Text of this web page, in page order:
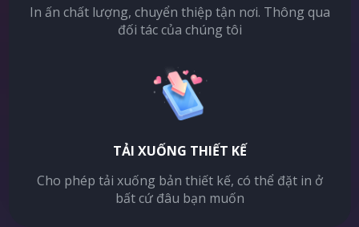
In ấn chất lượng, chuyển thiệp tận nơi. Thông qua
đối tác của chúng tôi
TẢI XUỐNG THIẾT KẾ
Cho phép tải xuống bản thiết kế, có thể đặt in ở
bất cứ đâu bạn muốn